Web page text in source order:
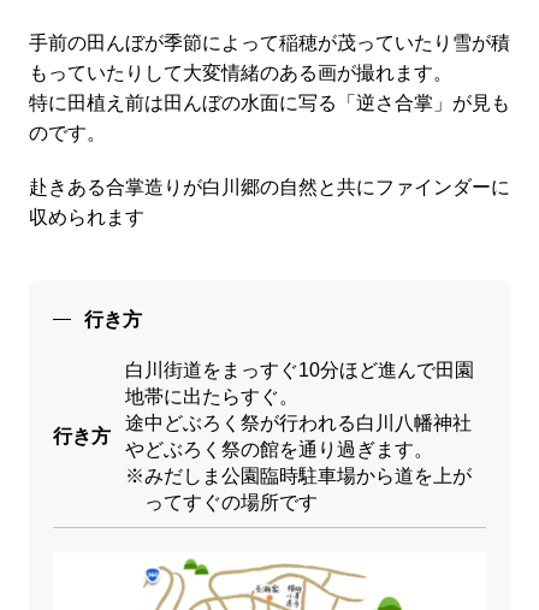
手前の田んぼが季節によって稲穂が茂っていたり雪が積
もっていたりして大変情緒のある画が撮れます。
特に田植え前は田んぼの水面に写る「逆さ合掌」が見も
のです。
赴きある合掌造りが白川郷の自然と共にファインダーに
収められます
行き方
行き方
白川街道をまっすぐ10分ほど進んで田園
地帯に出たらすぐ。
途中どぶろく祭が行われる白川八幡神社
やどぶろく祭の館を通り過ぎます。
※みだしま公園臨時駐車場から道を上が
ってすぐの場所です